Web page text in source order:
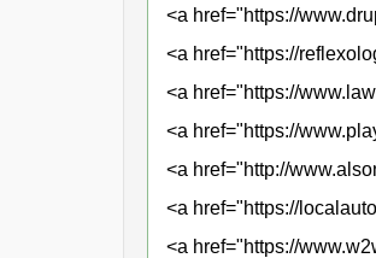
<a href="https://
<a href="https://
<a href="https://
<a href="https://
<a href="http://
<a href="https://
<a href="https://